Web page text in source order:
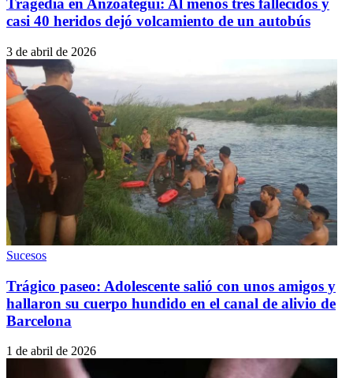
Tragedia en Anzóategui: Al menos tres fallecidos y
casi 40 heridos dejó volcamiento de un autobús
3 de abril de 2026
Sucesos
Trágico paseo: Adolescente salió con unos amigos y
hallaron su cuerpo hundido en el canal de alivio de
Barcelona
1 de abril de 2026